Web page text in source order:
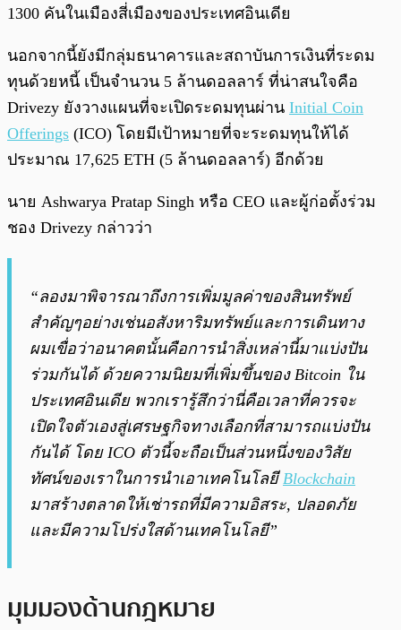
1300 คันในเมืองสี่เมืองของประเทศอินเดีย
นอกจากนี้ยังมีกลุ่มธนาคารและสถาบันการเงินที่ระดม
ทุนด้วยหนี้ เป็นจำนวน 5 ล้านดอลลาร์ ที่น่าสนใจคือ
Drivezy ยังวางแผนที่จะเปิดระดมทุนผ่าน Initial Coin
Offerings (ICO) โดยมีเป้าหมายที่จะระดมทุนให้ได้
ประมาณ 17,625 ETH (5 ล้านดอลลาร์) อีกด้วย
นาย Ashwarya Pratap Singh หรือ CEO และผู้ก่อตั้งร่วม
ชอง Drivezy กล่าวว่า
“ลองมาพิจารณาถึงการเพิ่มมูลค่าของสินทรัพย์
สำคัญๆอย่างเช่นอสังหาริมทรัพย์และการเดินทาง
ผมเขื่อว่าอนาคตนั้นคือการนำสิ่งเหล่านี้มาแบ่งปัน
ร่วมกันได้ ด้วยความนิยมที่เพิ่มขึ้นของ Bitcoin ใน
ประเทศอินเดีย พวกเรารู้สึกว่านี่คือเวลาที่ควรจะ
เปิดใจตัวเองสู่เศรษฐกิจทางเลือกที่สามารถแบ่งปัน
กันได้ โดย ICO ตัวนี้จะถือเป็นส่วนหนึ่งของวิสัย
ทัศน์ของเราในการนำเอาเทคโนโลยี Blockchain
มาสร้างตลาดให้เช่ารถที่มีความอิสระ, ปลอดภัย
และมีความโปร่งใสด้านเทคโนโลยี”
มุมมองด้านกฎหมาย